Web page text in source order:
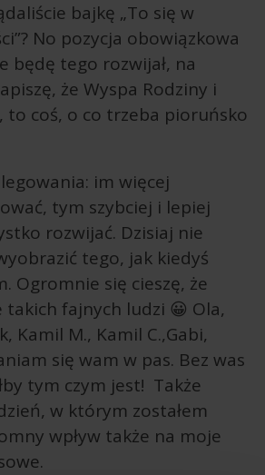
bajkę „To się w
No pozycja obowiązkowa
będę tego rozwijał, na
że Wyspa Rodziny i
to coś, o co trzeba pioruńsko
im więcej
tym szybciej i lepiej
rozwijać. Dzisiaj nie
tego, jak kiedyś
Ogromnie się cieszę, że
takich fajnych ludzi 😀 Ola,
Kamil M., Kamil C.,Gabi,
się wam w pas. Bez was
tym czym jest! Także
w którym zostałem
wpływ także na moje